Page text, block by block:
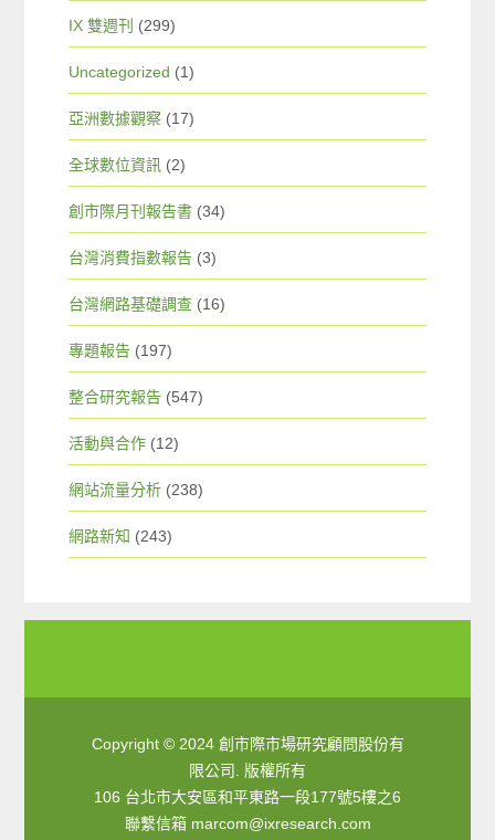
IX 雙週刊 (299)
Uncategorized (1)
亞洲數據觀察 (17)
全球數位資訊 (2)
創市際月刊報告書 (34)
台灣消費指數報告 (3)
台灣網路基礎調查 (16)
專題報告 (197)
整合研究報告 (547)
活動與合作 (12)
網站流量分析 (238)
網路新知 (243)
Copyright © 2024 創市際市場研究顧問股份有
限公司. 版權所有
106 台北市大安區和平東路一段177號5樓之6
聯繫信箱 marcom@ixresearch.com